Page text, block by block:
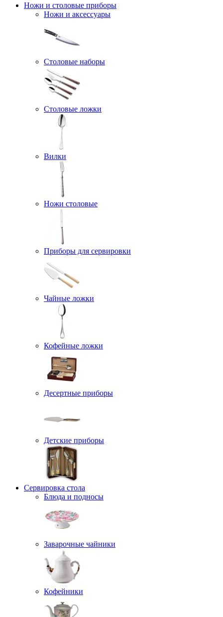
Ножи и столовые приборы
Ножи и аксессуары
Столовые наборы
Столовые ложки
Вилки
Ножи столовые
Приборы для сервировки
Чайные ложки
Кофейные ложки
Десертные приборы
Детские приборы
Сервировка стола
Блюда и подносы
Заварочные чайники
Кофейники